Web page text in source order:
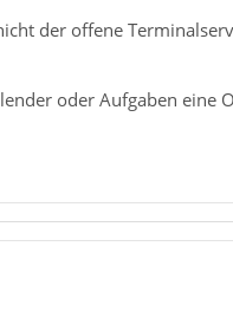
der offene
oder Aufgaben eine